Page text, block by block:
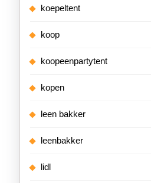
koepeltent
koop
koopeenpartytent
kopen
leen bakker
leenbakker
lidl